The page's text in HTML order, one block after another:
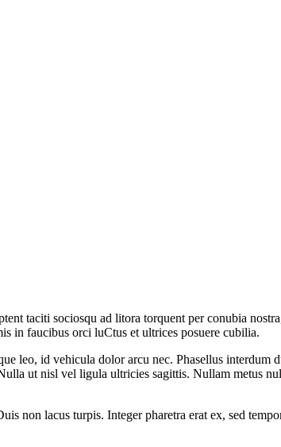
taciti sociosqu ad litora torquent per conubia
in faucibus orci luCtus et ultrices posuere cubilia.
leo, id vehicula dolor arcu nec. Phasellus interdum
ut nisl vel ligula ultricies sagittis. Nullam metus
non lacus turpis. Integer pharetra erat ex, sed